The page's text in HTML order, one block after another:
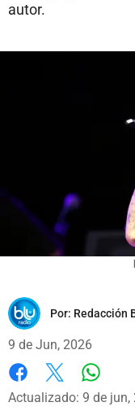
autor.
Por: Redacción
9 de Jun, 2026
Facebook
X
Actualizado: 9 de jun,